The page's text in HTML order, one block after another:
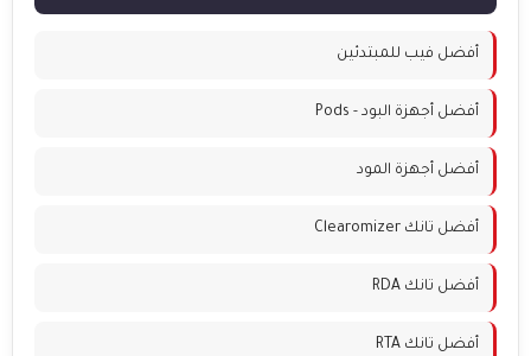
أفضل فيب للمبتدئين
أفضل أجهزة البود - Pods
أفضل أجهزة المود
أفضل تانك Clearomizer
أفضل تانك RDA
أفضل تانك RTA